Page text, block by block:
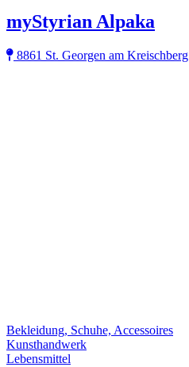
myStyrian Alpaka
8861 St. Georgen am Kreischberg
Bekleidung, Schuhe, Accessoires
Kunsthandwerk
Lebensmittel